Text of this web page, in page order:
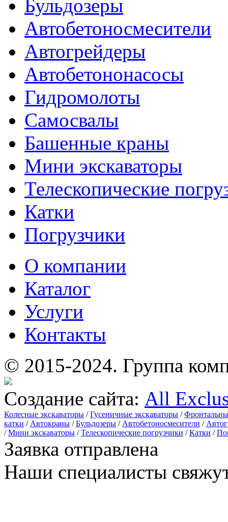
Бульдозеры
Автобетоносмесители
Автогрейдеры
Автобетононасосы
Гидромолоты
Самосвалы
Башенные краны
Мини экскаваторы
Телескопические
Катки
Погрузчики
О компании
Каталог
Услуги
Контакты
© 2015-2024. Группа
Создание сайта: All
Колесные экскаваторы /Гусеничные экскаваторы /
катки / Автокраны /Бульдозеры / Автобетоносмесители /
/Мини экскаваторы /Телескопические погрузчики /Катки /
Заявка отправлена
Наши специалисты